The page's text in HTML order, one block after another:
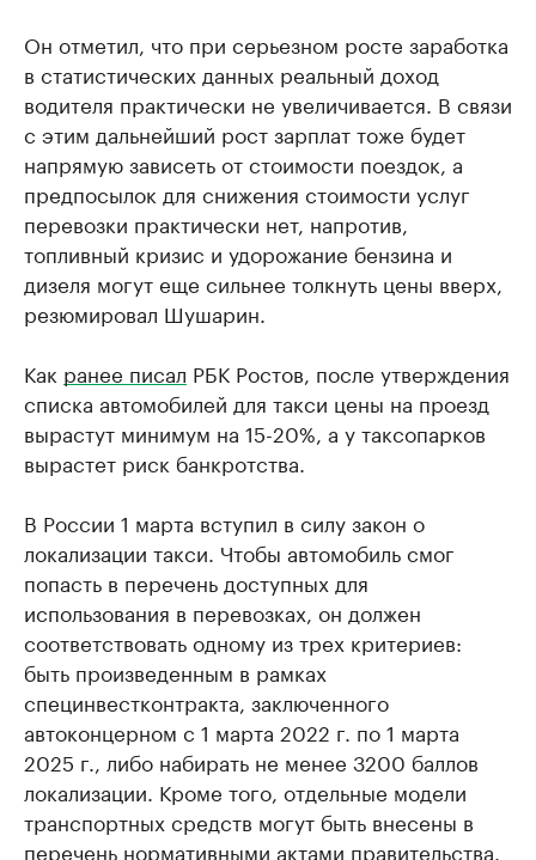
Он отметил, что при серьезном росте заработка
в статистических данных реальный доход
водителя практически не увеличивается. В связи
с этим дальнейший рост зарплат тоже будет
напрямую зависеть от стоимости поездок, а
предпосылок для снижения стоимости услуг
перевозки практически нет, напротив,
топливный кризис и удорожание бензина и
дизеля могут еще сильнее толкнуть цены вверх,
резюмировал Шушарин.
Как ранее писал РБК Ростов, после утверждения
списка автомобилей для такси цены на проезд
вырастут минимум на 15-20%, а у таксопарков
вырастет риск банкротства.
В России 1 марта вступил в силу закон о
локализации такси. Чтобы автомобиль смог
попасть в перечень доступных для
использования в перевозках, он должен
соответствовать одному из трех критериев:
быть произведенным в рамках
специнвестконтракта, заключенного
автоконцерном с 1 марта 2022 г. по 1 марта
2025 г., либо набирать не менее 3200 баллов
локализации. Кроме того, отдельные модели
транспортных средств могут быть внесены в
перечень нормативными актами правительства.